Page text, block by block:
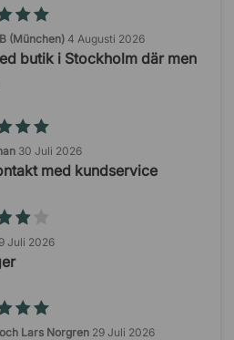
(München) 4 Augusti 2026
butik i Stockholm där men
30 Juli 2026
med kundservice
Juli 2026
Lars Norgren 29 Juli 2026